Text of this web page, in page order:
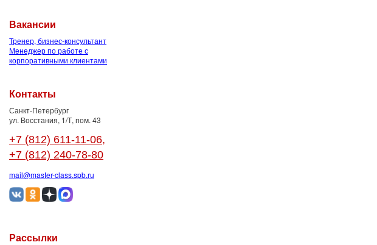
Вакансии
Тренер, бизнес-консультант
Менеджер по работе с
корпоративными клиентами
Контакты
Санкт-Петербург
ул. Восстания, 1/Т, пом. 43
+7 (812) 611-11-06,
+7 (812) 240-78-80
mail@master-class.spb.ru
Рассылки